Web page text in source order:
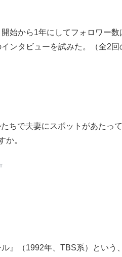
始から1年にしてフォロワー数
ンタビューを試みた。（全2回
ちで夫妻にスポットがあたっ
か。
』（1992年、TBS系）という